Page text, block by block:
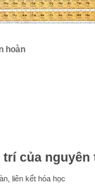
hoàn
của nguyên
liên kết hóa học